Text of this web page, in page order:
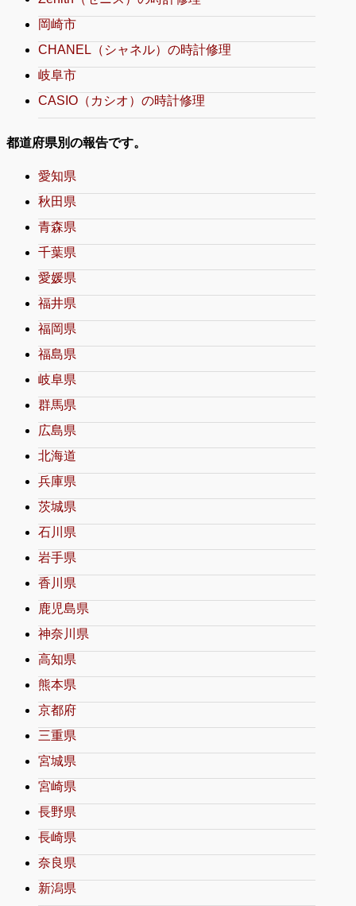
岡崎市
CHANEL（シャネル）の時計修理
岐阜市
CASIO（カシオ）の時計修理
都道府県別の報告です。
愛知県
秋田県
青森県
千葉県
愛媛県
福井県
福岡県
福島県
岐阜県
群馬県
広島県
北海道
兵庫県
茨城県
石川県
岩手県
香川県
鹿児島県
神奈川県
高知県
熊本県
京都府
三重県
宮城県
宮崎県
長野県
長崎県
奈良県
新潟県